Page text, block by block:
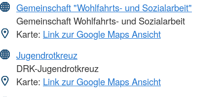
Gemeinschaft "Wohlfahrts- und Sozialarbeit"
Gemeinschaft Wohlfahrts- und Sozialarbeit
Karte: Link zur Google Maps Ansicht
Jugendrotkreuz
DRK-Jugendrotkreuz
Karte: Link zur Google Maps Ansicht